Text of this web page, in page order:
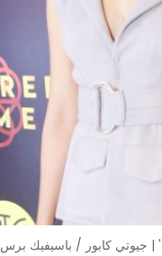
| جيوتي كابور / باسيفيك